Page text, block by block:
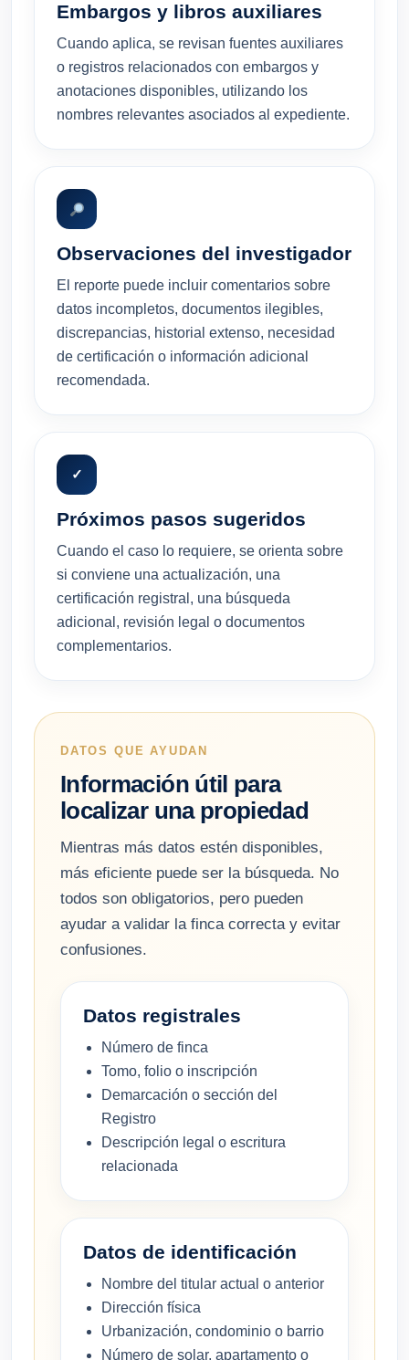
Embargos y libros auxiliares
Cuando aplica, se revisan fuentes auxiliares
o registros relacionados con embargos y
anotaciones disponibles, utilizando los
nombres relevantes asociados al expediente.
Observaciones del investigador
El reporte puede incluir comentarios sobre
datos incompletos, documentos ilegibles,
discrepancias, historial extenso, necesidad
de certificación o información adicional
recomendada.
✓
Próximos pasos sugeridos
Cuando el caso lo requiere, se orienta sobre
si conviene una actualización, una
certificación registral, una búsqueda
adicional, revisión legal o documentos
complementarios.
DATOS QUE AYUDAN
Información útil para
localizar una propiedad
Mientras más datos estén disponibles,
más eficiente puede ser la búsqueda. No
todos son obligatorios, pero pueden
ayudar a validar la finca correcta y evitar
confusiones.
Datos registrales
Número de finca
Tomo, folio o inscripción
Demarcación o sección del
Registro
Descripción legal o escritura
relacionada
Datos de identificación
Nombre del titular actual o anterior
Dirección física
Urbanización, condominio o barrio
Número de solar, apartamento o